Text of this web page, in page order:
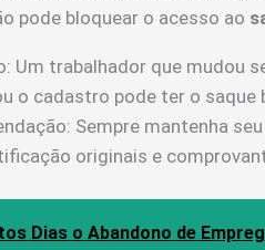
pode bloquear o acesso ao
Um trabalhador que mudou
o cadastro pode ter o saque
Sempre mantenha
originais e
Dias o Abandono de